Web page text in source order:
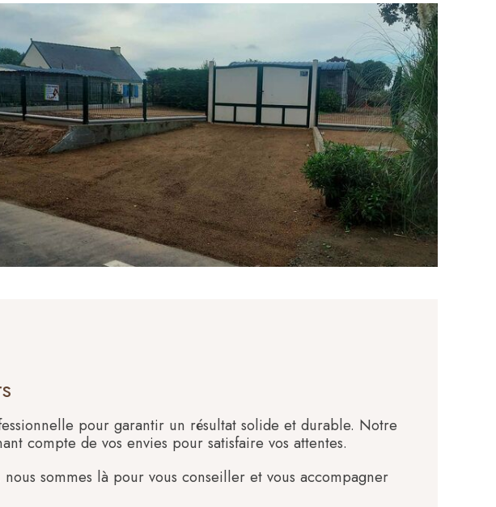
pour garantir un résultat solide et durable. Notre
compte de vos envies pour satisfaire vos attentes.
sommes là pour vous conseiller et vous accompagner